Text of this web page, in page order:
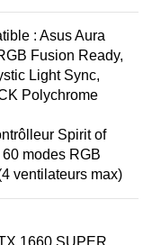
: Asus Aura
Fusion Ready,
Light Sync,
Polychrome
Spirit of
modes RGB
ventilateurs max)